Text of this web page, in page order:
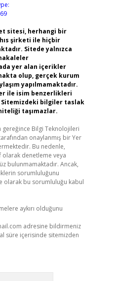
sitesi, herhangi bir
şirketi ile hiçbir
Sitede yalnızca
yer alan içerikler
olup, gerçek kurum
yapılmamaktadır.
ile isim benzerlikleri
bilgiler taslak
taşımazlar.
gereğince Bilgi Teknolojileri
onaylanmış bir Yer
Bu nedenle,
denetleme veya
bulunmamaktadır. Ancak,
sorumluluğunu
olarak bu sorumluluğu kabul
aykırı olduğunu
adresine bildirmeniz
süre içerisinde sitemizden